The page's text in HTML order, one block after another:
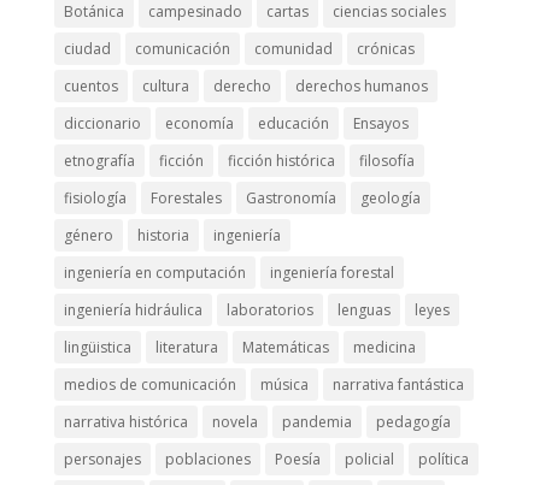
Botánica
campesinado cartas
ciencias sociales
ciudad
comunicación comunidad
crónicas
cuentos
cultura derecho
derechos humanos
diccionario
economía educación
Ensayos
etnografía
ficción ficción histórica
filosofía
fisiología
Forestales Gastronomía
geología
género
historia
ingeniería
ingeniería en computación
ingeniería forestal
ingeniería hidráulica
laboratorios lenguas
leyes
lingüistica
literatura Matemáticas
medicina
medios de comunicación
música
narrativa fantástica
narrativa histórica
novela pandemia
pedagogía
personajes
poblaciones Poesía policial
política